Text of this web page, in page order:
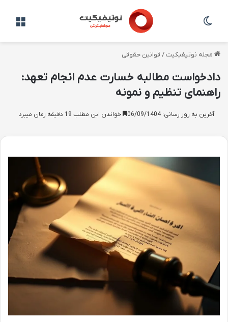
مجله نوتیفیکیت/ قوانین حقوقی
دادخواست مطالبه خسارت عدم انجام تعهد:
راهنمای تنظیم و نمونه
آخرین به روز رسانی: 06/09/1404 خواندن این مطلب 19 دقیقه زمان میبرد